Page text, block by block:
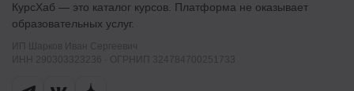
КурсХаб — это каталог курсов. Платформа не оказывает
образовательных услуг.